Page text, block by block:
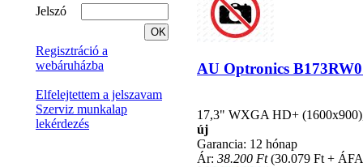
Jelszó
Regisztráció a
webáruházba
Elfelejtettem a jelszavam
Szerviz munkalap
lekérdezés
AU Optronics
17,3" WXGA HD+
új
Garancia: 12 hónap
Ár: 38.200 Ft(30.079 Ft +